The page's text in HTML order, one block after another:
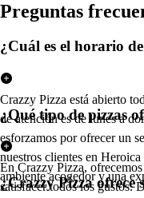
Preguntas
¿Cuál es el horario
Crazzy Pizza está abierto
de atención es de lunes a
esforzamos por ofrecer un
nuestros clientes en
ambiente acogedor y una
¿Qué tipo de pizzas
En Crazzy Pizza,
satisfacer todos los gustos.
¿Crazzy Pizza ofrece